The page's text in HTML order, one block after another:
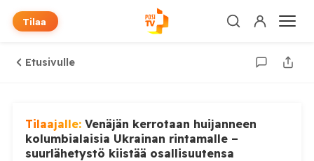
Tilaa
Etusivulle
Tilaajalle: Venäjän kerrotaan huijanneen
kolumbialaisia Ukrainan rintamalle –
suurlähetystö kiistää osallisuutensa